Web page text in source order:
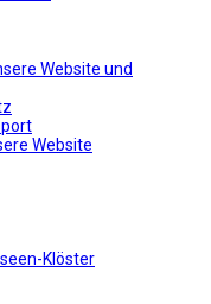
Website und
Website
Klöster